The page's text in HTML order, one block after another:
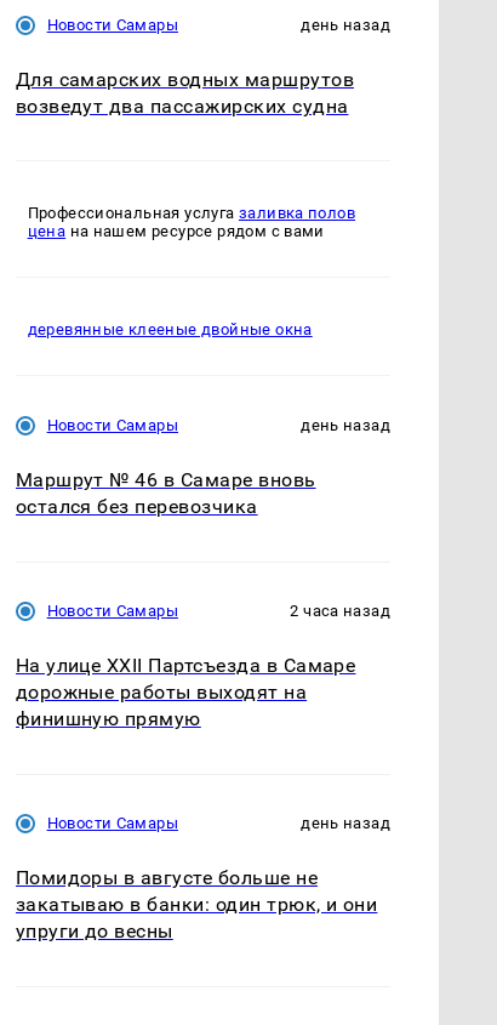
Новости Самары день назад
Для самарских водных маршрутов
возведут два пассажирских судна
Профессиональная услуга заливка полов
цена на нашем ресурсе рядом с вами
деревянные клееные двойные окна
Новости Самары день назад
Маршрут № 46 в Самаре вновь
остался без перевозчика
Новости Самары 2 часа назад
На улице XXII Партсъезда в Самаре
дорожные работы выходят на
финишную прямую
Новости Самары день назад
Помидоры в августе больше не
закатываю в банки: один трюк, и они
упруги до весны